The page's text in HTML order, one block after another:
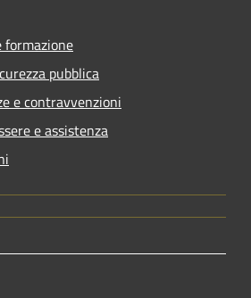
formazione
pubblica
e contravvenzioni
e assistenza